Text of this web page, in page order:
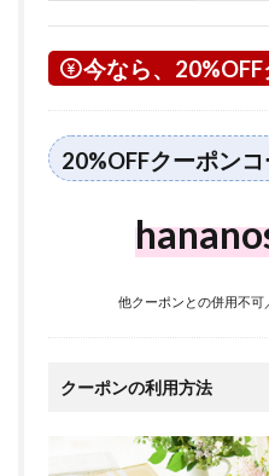
今なら、
20%OFFクーポン
他クーポンとの併用不
クーポンの利用方法